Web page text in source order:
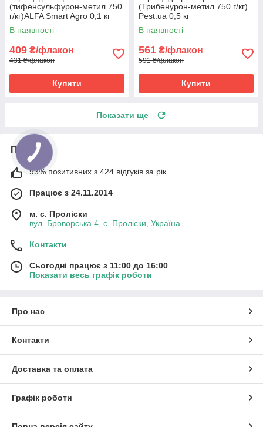
(тифенсульфурон-метил 750
г/кг)ALFA Smart Agro 0,1 кг
В наявності
409 ₴/флакон
431 ₴/флакон
Купити
(Трибенурон-метил 750 г/кг)
Pest.ua 0,5 кг
В наявності
561 ₴/флакон
591 ₴/флакон
Купити
Показати ще
Про нас
93% позитивних з 424 відгуків за рік
Працює з 24.11.2014
м. с. Проліски
вул. Броворська 4, с. Проліски, Україна
Контакти
Сьогодні працює з 11:00 до 16:00
Показати весь графік роботи
Про нас
Контакти
Доставка та оплата
Графік роботи